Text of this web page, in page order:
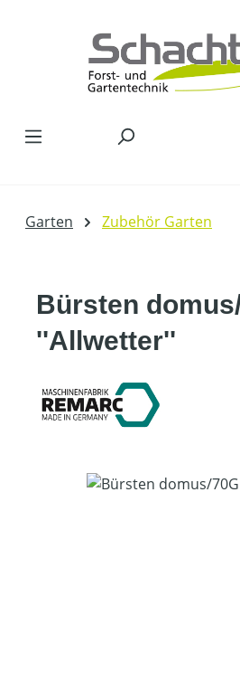
Garten Zubehör Garten
Bürsten
''Allwetter''
Bildergalerie überspringen